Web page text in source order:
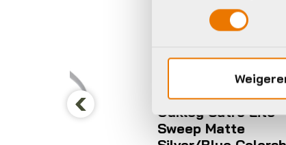
Oakley Sutro Lite
Sweep Matte